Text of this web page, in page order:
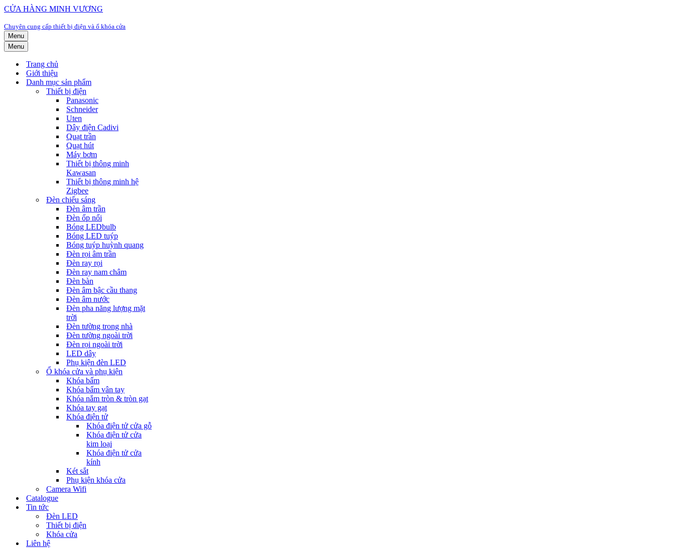
CỬA HÀNG MINH VƯƠNG
Chuyên cung cấp thiết bị điện và ổ khóa cửa
Menu
Menu
Trang chủ
Giới thiệu
Danh mục sản phẩm
Thiết bị điện
Panasonic
Schneider
Uten
Dây điện Cadivi
Quạt trần
Quạt hút
Máy bơm
Thiết bị thông minh
Kawasan
Thiết bị thông minh hệ
Zigbee
Đèn chiếu sáng
Đèn âm trần
Đèn ốp nổi
Bóng LEDbulb
Bóng LED tuýp
Bóng tuýp huỳnh quang
Đèn rọi âm trần
Đèn ray rọi
Đèn ray nam châm
Đèn bàn
Đèn âm bậc cầu thang
Đèn âm nước
Đèn pha năng lượng mặt
trời
Đèn tường trong nhà
Đèn tường ngoài trời
Đèn rọi ngoài trời
LED dây
Phụ kiện đèn LED
Ổ khóa cửa và phụ kiện
Khóa bấm
Khóa bấm vân tay
Khóa nắm tròn & tròn gạt
Khóa tay gạt
Khóa điện tử
Khóa điện tử cửa gỗ
Khóa điện tử cửa
kim loại
Khóa điện tử cửa
kính
Két sắt
Phụ kiện khóa cửa
Camera Wifi
Catalogue
Tin tức
Đèn LED
Thiết bị điện
Khóa cửa
Liên hệ